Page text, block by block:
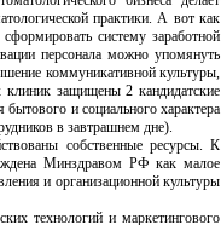
практики. А вот как
систему заработной
персонала можно упомянуть
коммуникативной культуры,
клиник защищены 2 кандидатские
и социального характера
в завтрашнем дне).
собственные ресурсы. К
Минздравом РФ как малое
и организационной культуры
технологий и маркетингового